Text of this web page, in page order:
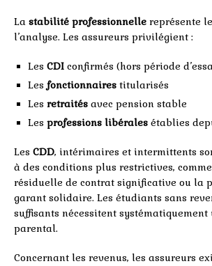
La stabilité professionnelle représente
l’analyse. Les assureurs privilégient :
Les CDI confirmés (hors période
Lesfonctionnaires titularisés
Les retraités avec pension stable
Les professions libérales établies
Les CDD, intérimaires et intermittents
à des conditions plus restrictives,
résiduelle de contrat significative ou la
garant solidaire. Les étudiants sans
suffisants nécessitent
parental.
Concernant les revenus, les assureurs